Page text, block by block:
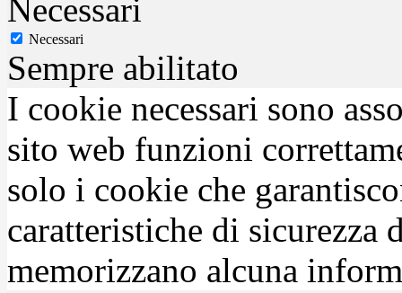
Necessari
Necessari
Sempre abilitato
I cookie necessari sono
sito web funzioni
solo i cookie che
caratteristiche di sicurezza
memorizzano alcuna